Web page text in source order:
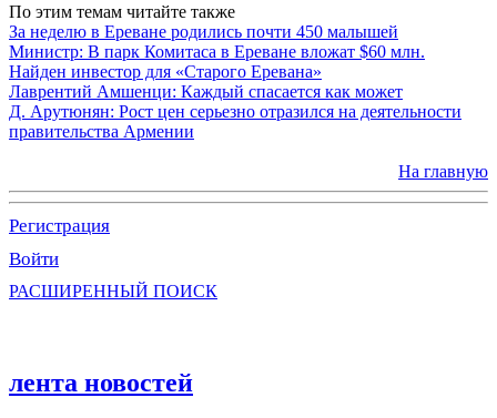
По этим темам читайте также
За неделю в Ереване родились почти 450 малышей
Министр: В парк Комитаса в Ереване вложат $60 млн.
Найден инвестор для «Старого Еревана»
Лаврентий Амшенци: Каждый спасается как может
Д. Арутюнян: Рост цен серьезно отразился на деятельности
правительства Армении
На главную
Регистрация
Войти
РАСШИРЕННЫЙ ПОИСК
лента новостей